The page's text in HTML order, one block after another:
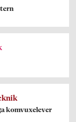
komvuxelever